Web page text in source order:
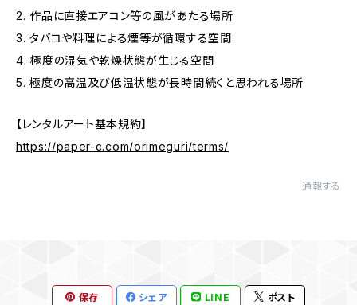
2. 作品に直接エアコン等の風があたる場所
3. タバコや料理による煙等が循環する空間
4. 極度の湿気や乾燥状態が生じる空間
5. 極度の高温及び低温状態が長時間続くと思われる場所
【レンタルアート基本規約】
https://paper-c.com/orimeguri/terms/
通報する
保存 シェア LINE ポスト